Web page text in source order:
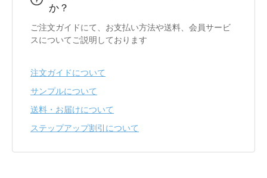
か？
ご注文ガイドにて、お支払い方法や送料、会員サービ
スについてご説明しております
注文ガイドについて
サンプルについて
送料・お届けについて
ステップアップ割引について